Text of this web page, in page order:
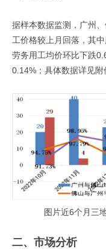
据样本数据监测，广州
工价格较上月回落，其
劳务用工均价环比下跌
0.14%；具体数据详见附
图片近6个月三
二、市场分析